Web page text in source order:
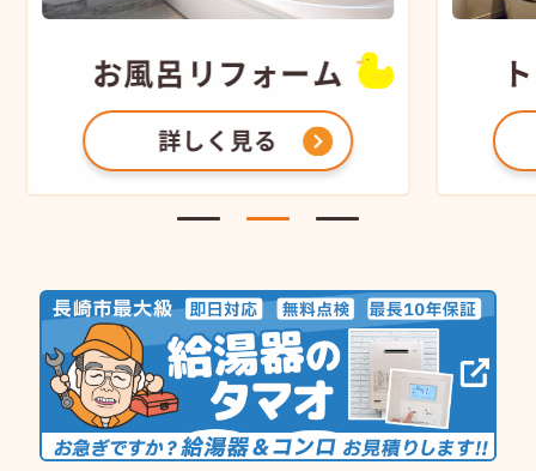
お風呂 リフォーム
詳しく見る